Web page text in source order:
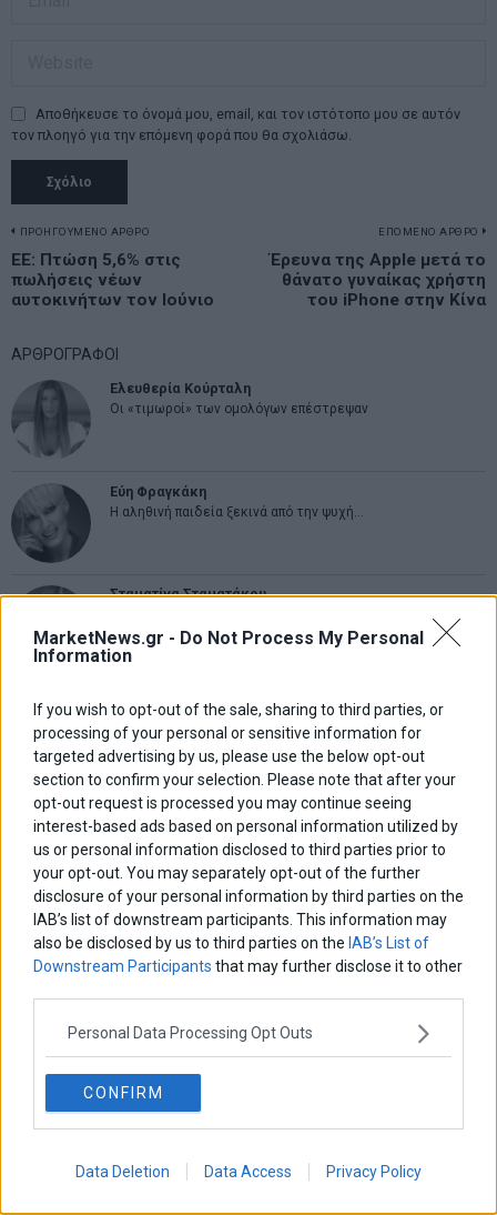
MarketNews.gr - Do Not Process My Personal
Information
If you wish to opt-out of the sale, sharing to third parties, or
processing of your personal or sensitive information for
targeted advertising by us, please use the below opt-out
section to confirm your selection. Please note that after your
opt-out request is processed you may continue seeing
interest-based ads based on personal information utilized by
us or personal information disclosed to third parties prior to
your opt-out. You may separately opt-out of the further
disclosure of your personal information by third parties on the
IAB’s list of downstream participants. This information may
also be disclosed by us to third parties on the IAB’s List of
Downstream Participants that may further disclose it to other
Personal Data Processing Opt Outs
CONFIRM
Data Deletion Data Access Privacy Policy
Αποθήκευσε το όνομά μου, email, και τον ιστότοπο μου σε αυτόν
τον πλοηγό για την επόμενη φορά που θα σχολιάσω.
Πλοήγηση
άρθρων
ΠΡΟΗΓΟΥΜΕΝΟ ΑΡΘΡΟ
Previous
post:
ΕΕ: Πτώση 5,6% στις
πωλήσεις νέων
αυτοκινήτων τον Ιούνιο
ΕΠΟΜΕΝΟ ΑΡΘΡΟ
Έρευνα της Apple μετά το
θάνατο γυναίκας χρήστη
του iPhone στην Κίνα
ΑΡΘΡΟΓΡΑΦΟΙ
Ελευθερία Κούρταλη
Οι «τιμωροί» των ομολόγων επέστρεψαν
Εύη Φραγκάκη
Η αληθινή παιδεία ξεκινά από την ψυχή…
Σταματίνα Σταματάκου
Από την αποθέωση στην καταγγελία: Η Ελλάδα πάντα
ψάχνει τον επόμενο Μεσσία
Νικόλαος Φουρτζής
MIT Sloan: Οι AI-driven επιχειρήσεις διαμορφώνουν το νέο
μοντέλο επιχειρηματικότητας
Θανάσης Κρητικός
Στις 11/12 το πρώτο ευρωπαϊκό ντέρμπι «αιωνίων»
ΕΤΙΚΕΤΕΣ
eurobank marketnews
Χρηματιστηριο Αθηνων
δντεκλογες ελλαδα
επικαιροτητα επιχειρησεις ευρω ευρωζωνη ευρωπαικα